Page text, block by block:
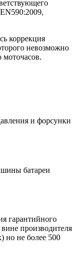
коррекция
невозможно
моточасов.
и форсунки
батареи
гарантийного
производителя
но не более 500